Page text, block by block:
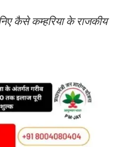
कैसे कम्हरिया के राजकीय